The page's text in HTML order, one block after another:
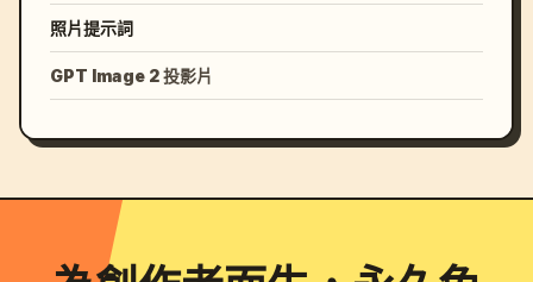
照片提示詞
GPT Image 2 投影片